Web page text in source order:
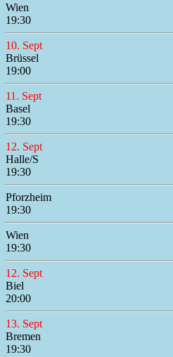
Wien
19:30
10. Sept
Brüssel
19:00
11. Sept
Basel
19:30
12. Sept
Halle/S
19:30
Pforzheim
19:30
Wien
19:30
12. Sept
Biel
20:00
13. Sept
Bremen
19:30